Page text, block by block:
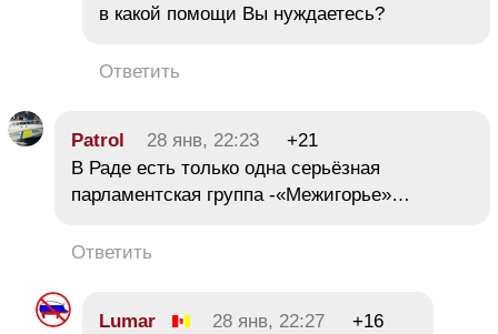
в какой помощи Вы нуждаетесь?
Ответить
Patrol 28 янв, 22:23
+21
В Раде есть только одна серьёзная
парламентская группа -«Межигорье»…
Ответить
Lumar 28 янв, 22:27
+16